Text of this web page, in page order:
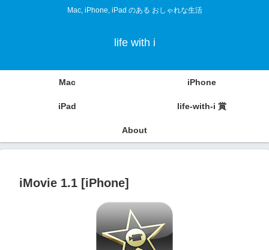
Mac, iPhone, iPad のある おしゃれな生活
life with i
Mac iPhone
iPad life-with-i 賞
About
iMovie 1.1 [iPhone]